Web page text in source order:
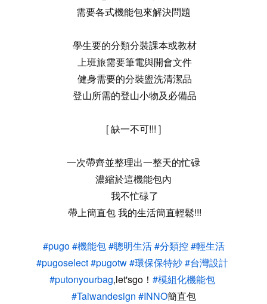
需要各式機能包來解決問題
學生要的分類分裝課本或教材
上班旅需要筆電與開會文件
健身需要的分裝盥洗清潔品
登山所需的登山小物及必備品
[ 缺一不可!!! ]
一次帶齊並整理出一整天的忙碌
濃縮於這機能包內
我不忙碌了
帶上簡直包 我的生活簡直輕鬆!!!
#pugo#機能包#聰明生活#分類控#輕生活
#pugoselect#pugotw#環保保特紗#台灣設計
#putonyourbag,let'sgo！ #模組化機能包
#Taiwandesign #INNO簡直包